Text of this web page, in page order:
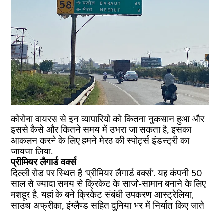
कोरोना वायरस से इन व्यापारियों को कितना नुकसान हुआ और
इससे कैसे और कितने समय में उभरा जा सकता है, इसका
आकलन करने के लिए हमने मेरठ की स्पोर्ट्स इंडस्ट्री का
जायजा लिया.
प्रीमियर लैगार्ड वर्क्स
दिल्ली रोड पर स्थित है ‘प्रीमियर लैगार्ड वर्क्स’. यह कंपनी 50
साल से ज्यादा समय से क्रिकेट के साजो-सामान बनाने के लिए
मशहूर है. यहां के बने क्रिकेट संबंधी उपकरण आस्ट्रेलिया,
साउथ अफ्रीका, इंग्लैण्ड सहित दुनिया भर में निर्यात किए जाते